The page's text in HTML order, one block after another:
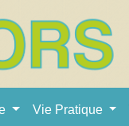
Vie Pratique